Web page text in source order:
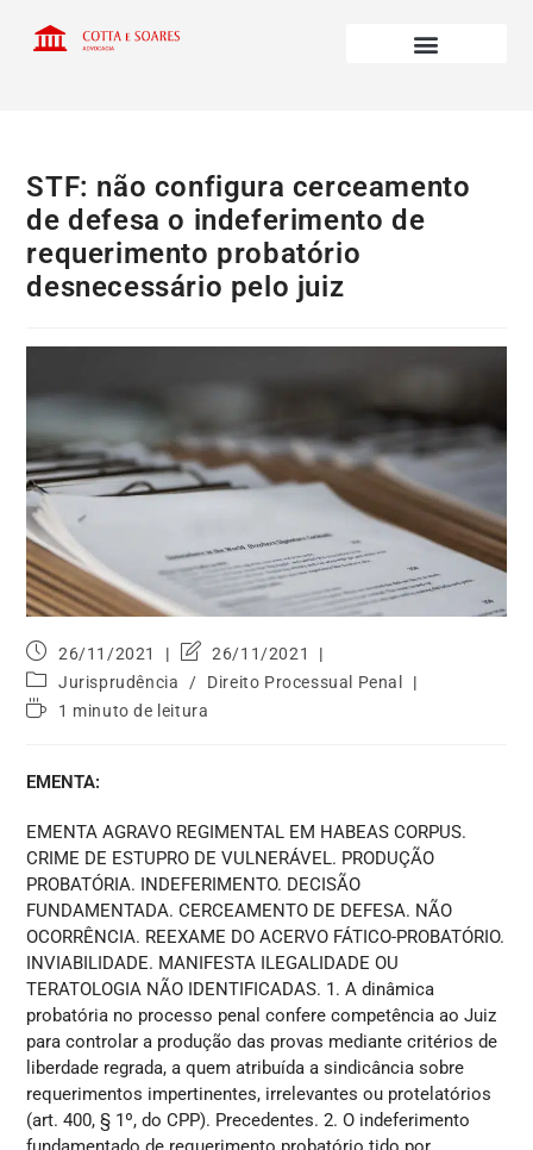
STF: não configura cerceamento
de defesa o indeferimento de
requerimento probatório
desnecessário pelo juiz
26/11/2021
26/11/2021
Jurisprudência
/
Direito Processual Penal
1 minuto de leitura
EMENTA:
EMENTA AGRAVO REGIMENTAL EM HABEAS CORPUS.
CRIME DE ESTUPRO DE VULNERÁVEL. PRODUÇÃO
PROBATÓRIA. INDEFERIMENTO. DECISÃO
FUNDAMENTADA. CERCEAMENTO DE DEFESA. NÃO
OCORRÊNCIA. REEXAME DO ACERVO FÁTICO-PROBATÓRIO.
INVIABILIDADE. MANIFESTA ILEGALIDADE OU
TERATOLOGIA NÃO IDENTIFICADAS. 1. A dinâmica
probatória no processo penal confere competência ao Juiz
para controlar a produção das provas mediante critérios de
liberdade regrada, a quem atribuída a sindicância sobre
requerimentos impertinentes, irrelevantes ou protelatórios
(art. 400, § 1º, do CPP). Precedentes. 2. O indeferimento